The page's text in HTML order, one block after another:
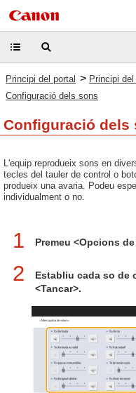
Principi del portal > Principi del
Configuració dels sons
Configuració dels
L'equip reprodueix sons en
tecles del tauler de control o
produeix una avaria. Podeu
individualment o no.
1 Premeu <Opcions
2
Establiu cada so de
<Tancar>.